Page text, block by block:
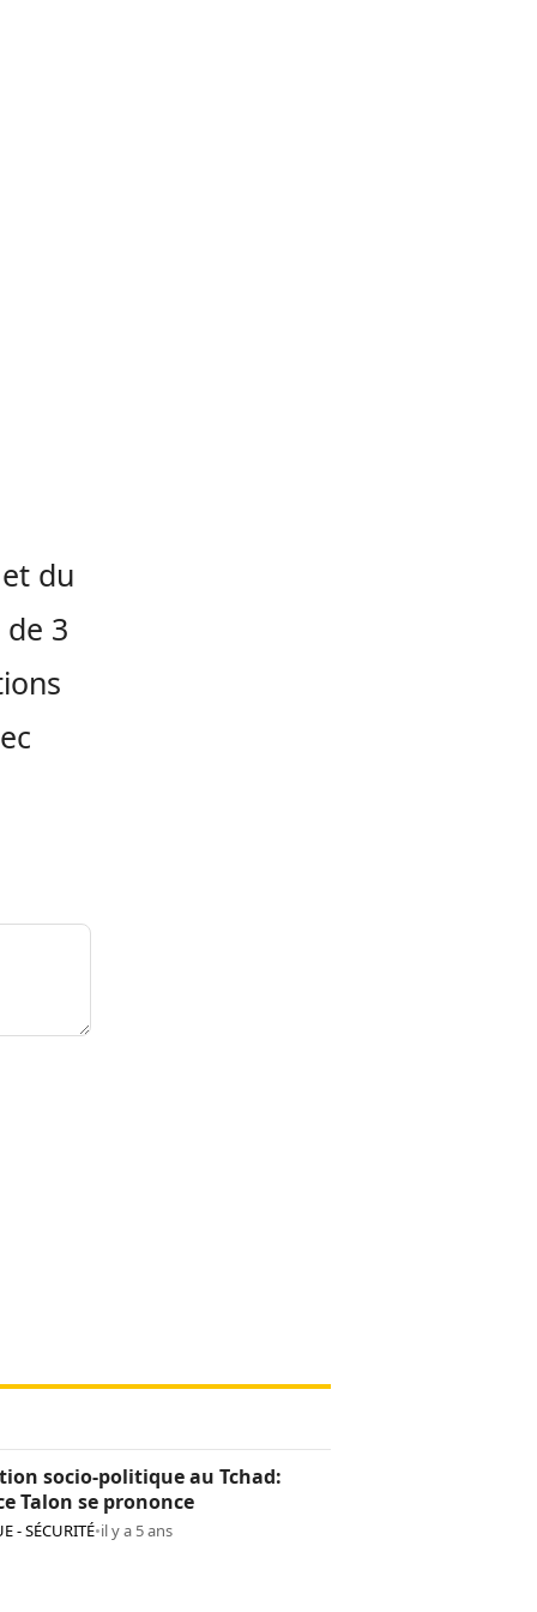
du
3
socio-politique au Tchad:
Talon se prononce
- SÉCURITÉ•il y a 5 ans